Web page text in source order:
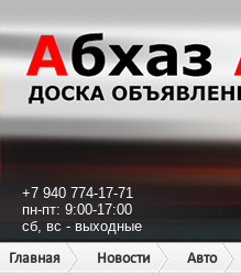
+7 940 774-17-71
пн-пт: 9:00-17:00
сб, вс - выходные
Главная
Новости Авто